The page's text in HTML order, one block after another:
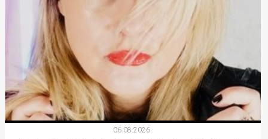
06.08.2026.